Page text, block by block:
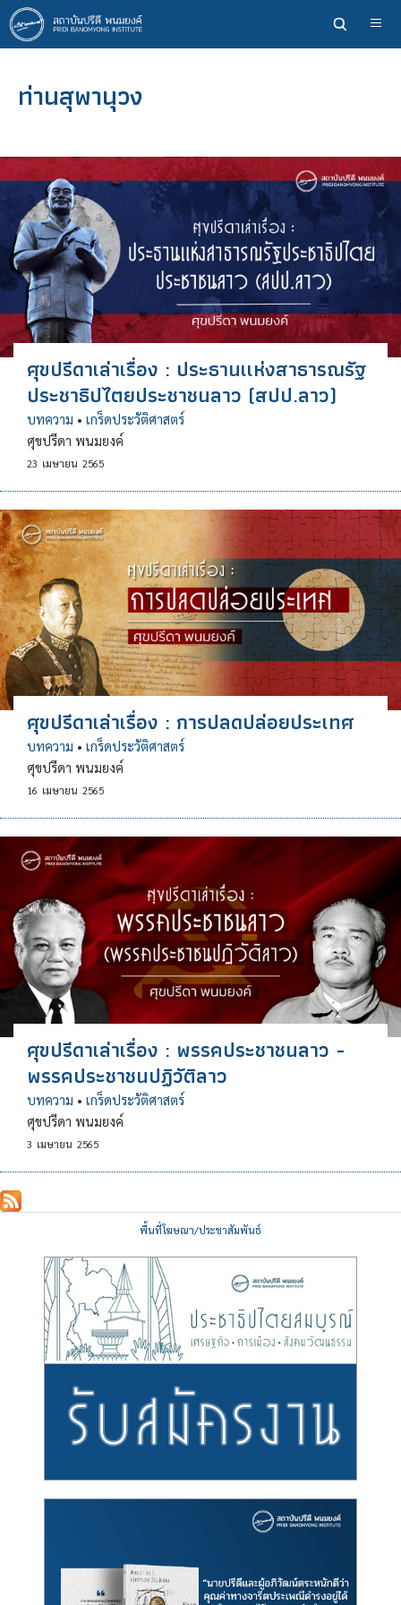
ข้าม
ไป
ยัง
หลักท่านสุพานุวง
ศุขปรีดาเล่าเรื่อง : ประธานเเห่งสาธารณรัฐ
ประชาธิปไตยประชาชนลาว (สปป.ลาว)
บทความ • เกร็ดประวัติศาสตร์
ศุขปรีดา พนมยงค์
23 เมษายน 2565
ศุขปรีดาเล่าเรื่อง : การปลดปล่อยประเทศ
บทความ • เกร็ดประวัติศาสตร์
ศุขปรีดา พนมยงค์
16 เมษายน 2565
ศุขปรีดาเล่าเรื่อง : พรรคประชาชนลาว -
พรรคประชาชนปฏิวัติลาว
บทความ • เกร็ดประวัติศาสตร์
ศุขปรีดา พนมยงค์
3 เมษายน 2565
พื้นที่โฆษณา/ประชาสัมพันธ์